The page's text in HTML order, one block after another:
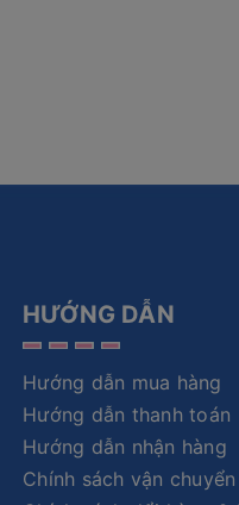
HƯỚNG DẪN
Hướng dẫn mua hàng
Hướng dẫn thanh toán
Hướng dẫn nhận hàng
Chính sách vận chuyển